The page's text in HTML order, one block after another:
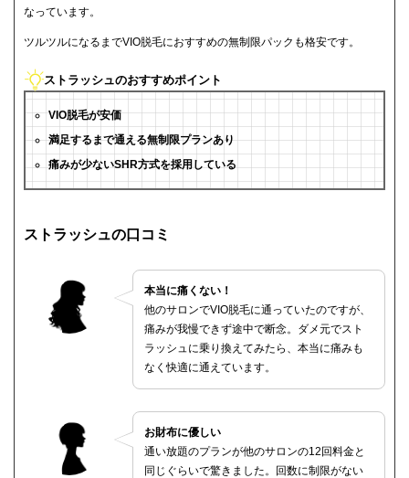
なっています。
ツルツルになるまでVIO脱毛におすすめの無制限パックも格安です。
ストラッシュのおすすめポイント
VIO脱毛が安価
満足するまで通える無制限プランあり
痛みが少ないSHR方式を採用している
ストラッシュの口コミ
本当に痛くない！
他のサロンでVIO脱毛に通っていたのですが、
痛みが我慢できず途中で断念。ダメ元でスト
ラッシュに乗り換えてみたら、本当に痛みも
なく快適に通えています。
お財布に優しい
通い放題のプランが他のサロンの12回料金と
同じぐらいで驚きました。回数に制限がない